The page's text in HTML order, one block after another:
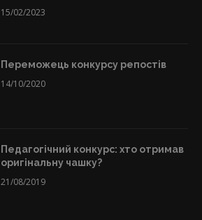
15/02/2023
Переможець конкурсу репостів
14/10/2020
Педагогічний конкурс: хто отримав
оригінальну чашку?
21/08/2019